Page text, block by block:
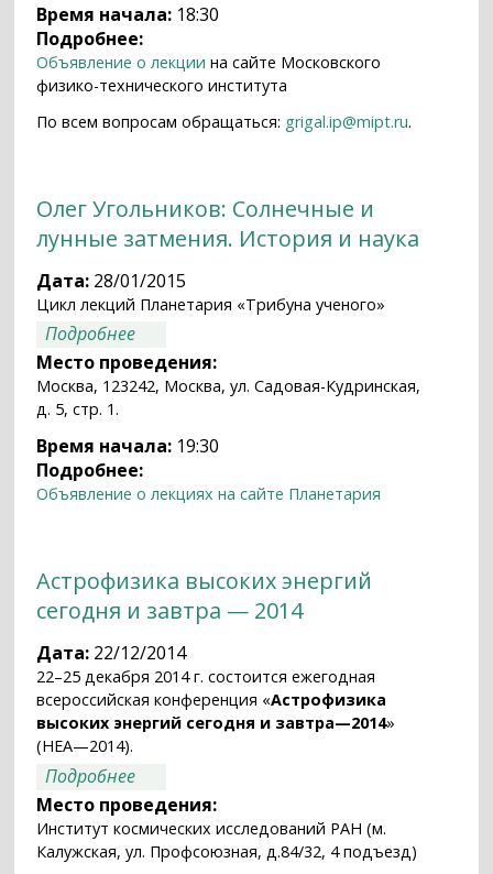
Время начала: 18:30
Подробнее:
Объявление о лекции на сайте Московского
физико-технического института
По всем вопросам обращаться: grigal.ip@mipt.ru.
Олег Угольников: Солнечные и
лунные затмения. История и наука
Дата: 28/01/2015
Цикл лекций Планетария «Трибуна ученого»
Подробнее
затмения. История и наука
Место проведения:
Москва, 123242, Москва, ул. Садовая-Кудринская,
д. 5, стр. 1.
Время начала: 19:30
Подробнее:
Объявление о лекциях на сайте Планетария
Астрофизика высоких энергий
сегодня и завтра — 2014
Дата: 22/12/2014
22–25 декабря 2014 г. состоится ежегодная
всероссийская конференция «Астрофизика
высоких энергий сегодня и завтра—2014»
(HEA—2014).
Подробнее
и завтра — 2014
Место проведения:
Институт космических исследований РАН (м.
Калужская, ул. Профсоюзная, д.84/32, 4 подъезд)